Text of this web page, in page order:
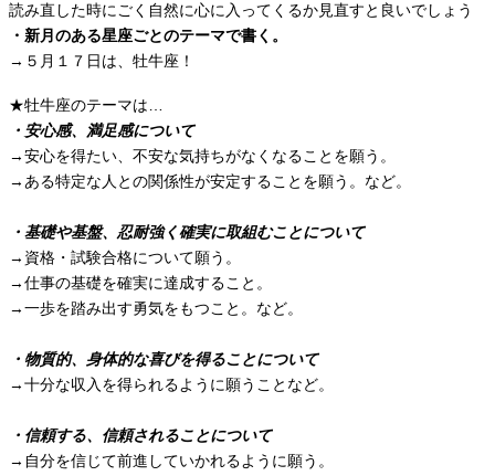
読み直した時にごく自然に心に入ってくるか見直すと良いでしょう
・新月のある星座ごとのテーマで書く。
→５月１７日は、牡牛座！
★牡牛座のテーマは…
・安心感、満足感について
→安心を得たい、不安な気持ちがなくなることを願う。
→ある特定な人との関係性が安定することを願う。など。
・基礎や基盤、忍耐強く確実に取組むことについて
→資格・試験合格について願う。
→仕事の基礎を確実に達成すること。
→一歩を踏み出す勇気をもつこと。など。
・物質的、身体的な喜びを得ることについて
→十分な収入を得られるように願うことなど。
・信頼する、信頼されることについて
→自分を信じて前進していかれるように願う。